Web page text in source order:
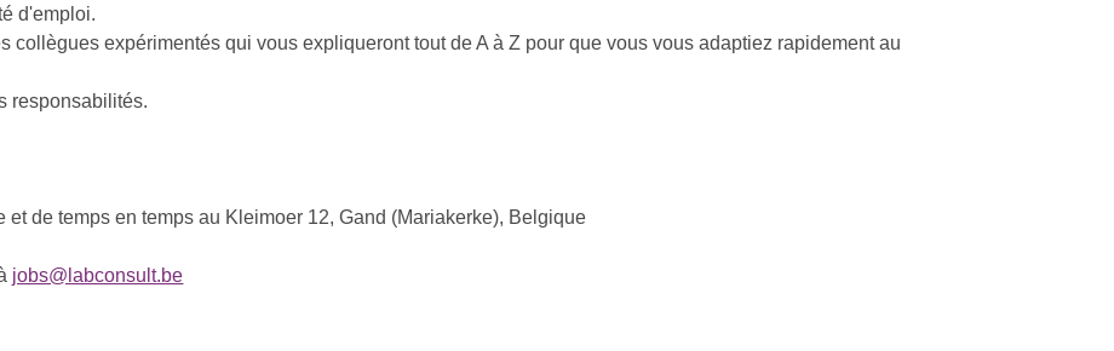
d'emploi.
collègues expérimentés qui vous expliqueront tout de A à Z pour que vous vous adaptiez rapidement au
responsabilités.
et de temps en temps au Kleimoer 12, Gand (Mariakerke), Belgique
jobs@labconsult.be